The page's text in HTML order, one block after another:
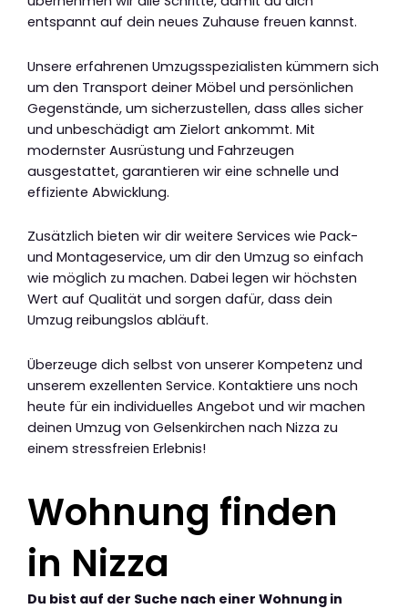
entspannt auf dein neues Zuhause freuen kannst.
Unsere erfahrenen Umzugsspezialisten kümmern sich
um den Transport deiner Möbel und persönlichen
Gegenstände, um sicherzustellen, dass alles sicher
und unbeschädigt am Zielort ankommt. Mit
modernster Ausrüstung und Fahrzeugen
ausgestattet, garantieren wir eine schnelle und
effiziente Abwicklung.
Zusätzlich bieten wir dir weitere Services wie Pack-
und Montageservice, um dir den Umzug so einfach
wie möglich zu machen. Dabei legen wir höchsten
Wert auf Qualität und sorgen dafür, dass dein
Umzug reibungslos abläuft.
Überzeuge dich selbst von unserer Kompetenz und
unserem exzellenten Service. Kontaktiere uns noch
heute für ein individuelles Angebot und wir machen
deinen Umzug von Gelsenkirchen nach Nizza zu
einem stressfreien Erlebnis!
Wohnung finden
in Nizza
Du bist auf der Suche nach einer Wohnung in